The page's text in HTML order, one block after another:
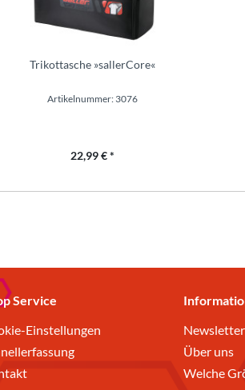
Trikottasche »sallerCore«
Artikelnummer: 3076
22,99 € *
Service
Einstellungen
Newsletter
Über uns
Welche